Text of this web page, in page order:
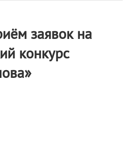
заявок на
конкурс